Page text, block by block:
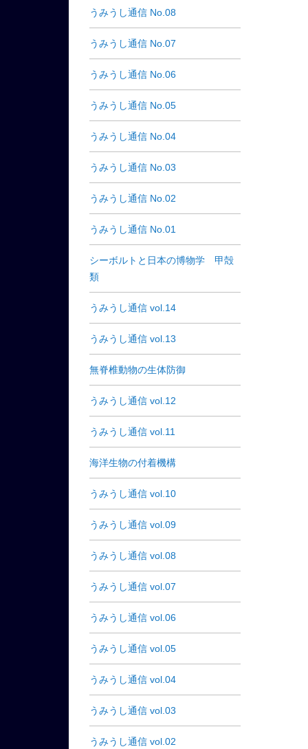
うみうし通信 No.08
うみうし通信 No.07
うみうし通信 No.06
うみうし通信 No.05
うみうし通信 No.04
うみうし通信 No.03
うみうし通信 No.02
うみうし通信 No.01
シーボルトと日本の博物学 甲殻
類
うみうし通信 vol.14
うみうし通信 vol.13
無脊椎動物の生体防御
うみうし通信 vol.12
うみうし通信 vol.11
海洋生物の付着機構
うみうし通信 vol.10
うみうし通信 vol.09
うみうし通信 vol.08
うみうし通信 vol.07
うみうし通信 vol.06
うみうし通信 vol.05
うみうし通信 vol.04
うみうし通信 vol.03
うみうし通信 vol.02